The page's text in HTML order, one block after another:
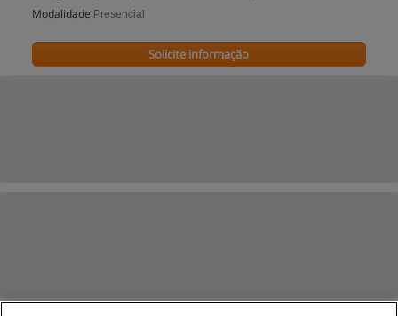
Modalidade: Presencial
Solicite informação